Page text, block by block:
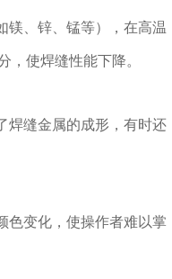
镁、锌、锰等），在高温
，使焊缝性能下降。
焊缝金属的成形，有时还
色变化，使操作者难以掌